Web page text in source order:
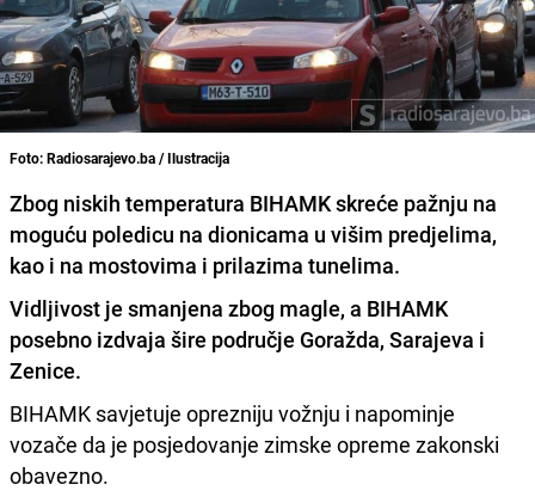
Foto: Radiosarajevo.ba / Ilustracija
Zbog niskih temperatura BIHAMK skreće pažnju na
moguću poledicu na dionicama u višim predjelima,
kao i na mostovima i prilazima tunelima.
Vidljivost je smanjena zbog magle, a BIHAMK
posebno izdvaja šire područje Goražda, Sarajeva i
Zenice.
BIHAMK savjetuje oprezniju vožnju i napominje
vozače da je posjedovanje zimske opreme zakonski
obavezno.